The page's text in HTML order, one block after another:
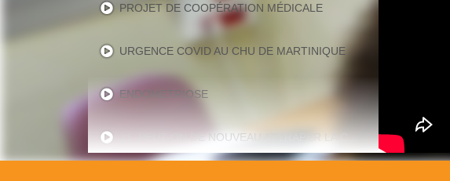
PROJET DE COOPÉRATION MÉDICALE
URGENCE COVID AU CHU DE MARTINIQUE
ENDOMETRIOSE